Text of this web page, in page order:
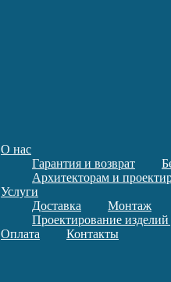
О нас
Гарантия и возврат
Архитекторам и
Услуги
Доставка
Монтаж
Проектирование изделий
Оплата
Контакты